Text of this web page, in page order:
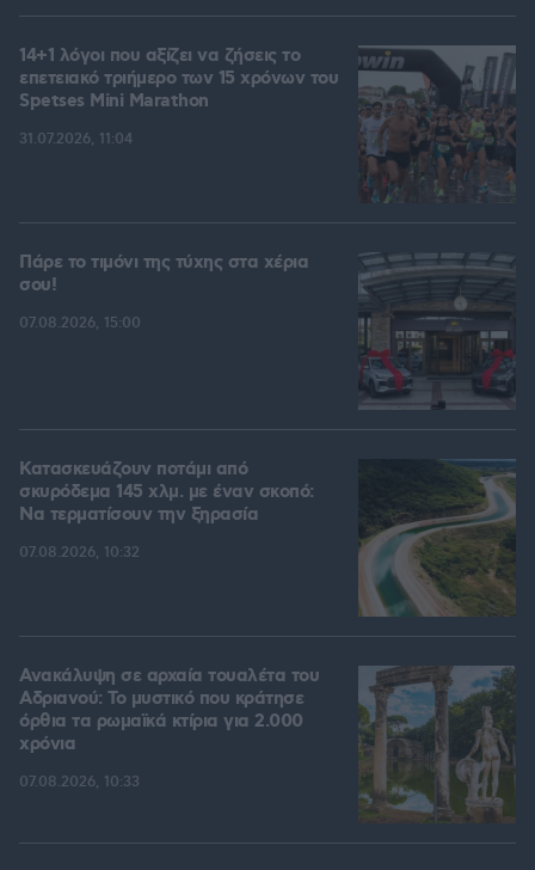
14+1 λόγοι που αξίζει να ζήσεις το
επετειακό τριήμερο των 15 χρόνων του
Spetses Mini Marathon
31.07.2026, 11:04
Πάρε το τιμόνι της τύχης στα χέρια
σου!
07.08.2026, 15:00
Κατασκευάζουν ποτάμι από
σκυρόδεμα 145 χλμ. με έναν σκοπό:
Να τερματίσουν την ξηρασία
07.08.2026, 10:32
Ανακάλυψη σε αρχαία τουαλέτα του
Αδριανού: Το μυστικό που κράτησε
όρθια τα ρωμαϊκά κτίρια για 2.000
χρόνια
07.08.2026, 10:33